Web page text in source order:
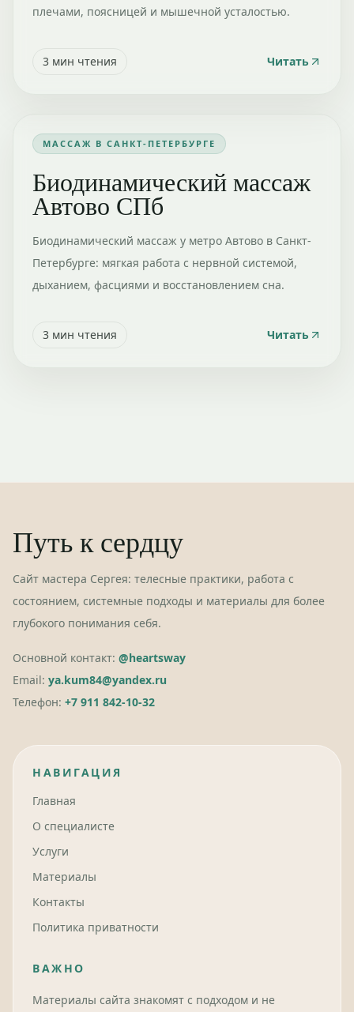
плечами, поясницей и мышечной усталостью.
3 мин чтения Читать
МАССАЖ В САНКТ-ПЕТЕРБУРГЕ
Биодинамический массаж
Автово СПб
Биодинамический массаж у метро Автово в Санкт-
Петербурге: мягкая работа с нервной системой,
дыханием, фасциями и восстановлением сна.
3 мин чтения Читать
Путь к сердцу
Сайт мастера Сергея: телесные практики, работа с
состоянием, системные подходы и материалы для более
глубокого понимания себя.
Основной контакт: @heartsway
Email: ya.kum84@yandex.ru
Телефон: +7 911 842-10-32
НАВИГАЦИЯ
Главная
О специалисте
Услуги
Материалы
Контакты
Политика приватности
ВАЖНО
Материалы сайта знакомят с подходом и не